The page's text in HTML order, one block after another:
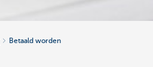
Betaald worden